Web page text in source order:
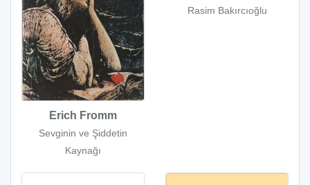
Erich Fromm
Sevginin ve Şiddetin
Kaynağı
Rasim Bakırcıoğlu